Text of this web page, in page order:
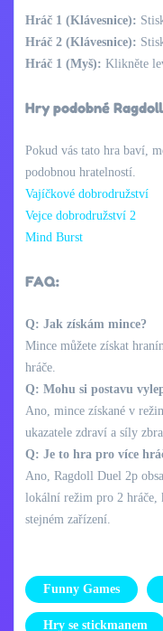
Hráč 1 (Klávesnice):
Hráč 2 (Klávesnice):
Hráč 1 (Myš): Klikněte
Hry podobné
Pokud vás tato hra baví,
podobnou hratelností.
Vajíčkové dobrodružství
Vejce dobrodružství 2
Mind Burst
FAQ:
Q: Jak získám mince?
Mince můžete získat
hráče.
Q: Mohu si postavu
Ano, mince získané v
ukazatele zdraví a síly
Q: Je to hra pro více
Ano, Ragdoll Duel 2p
lokální režim pro 2 hráče,
stejném zařízení.
Funny Games
Hry se stickmanem